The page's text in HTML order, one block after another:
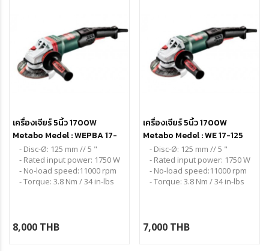
เครื่องเจียร์ 5นิ้ว 1700W
Metabo Medel : WEPBA 17-
125 Quick RT (เซฟตี้)
- Disc-Ø: 125 mm // 5 "
- Rated input power: 1750 W
- No-load speed:11000 rpm
- Torque: 3.8 Nm / 34 in-lbs
8,000 THB
เครื่องเจียร์ 5นิ้ว 1700W
Metabo Medel : WE 17-125
Quick RT
- Disc-Ø: 125 mm // 5 "
- Rated input power: 1750 W
- No-load speed:11000 rpm
- Torque: 3.8 Nm / 34 in-lbs
7,000 THB